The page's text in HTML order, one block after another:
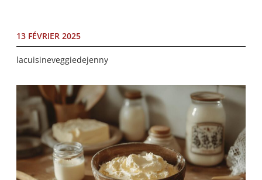
13 FÉVRIER 2025
lacuisineveggiedejenny